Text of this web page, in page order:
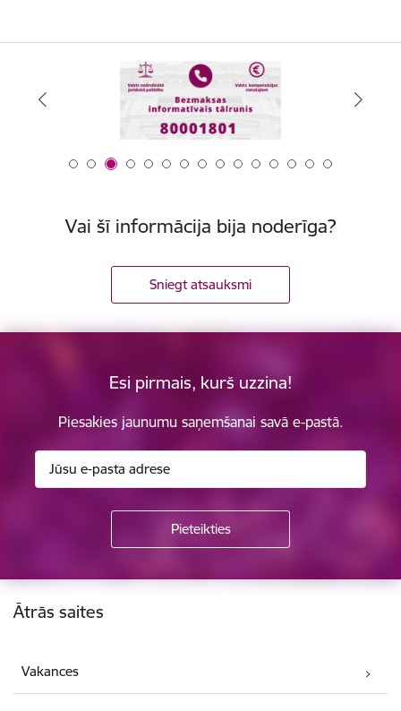
Vai šī informācija bija noderīga?
Sniegt atsauksmi
Esi pirmais, kurš uzzina!
Piesakies jaunumu saņemšanai savā e-pastā.
Kājene
Ātrās saites
Vakances